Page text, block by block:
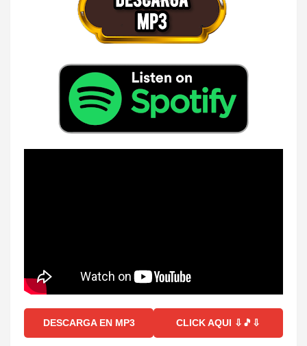
DESCARGA EN MP3 CLICK AQUI ⇩🎵⇩